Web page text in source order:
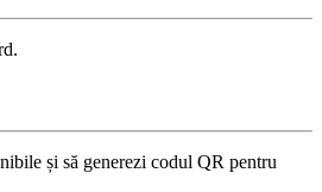
și să generezi codul QR pentru